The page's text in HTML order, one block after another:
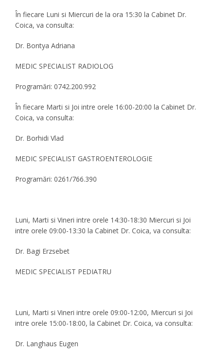
În fiecare Luni si Miercuri de la ora 15:30 la Cabinet Dr.
Coica, va consulta:
Dr. Bontya Adriana
MEDIC SPECIALIST RADIOLOG
Programări: 0742.200.992
În fiecare Marti si Joi intre orele 16:00-20:00 la Cabinet Dr.
Coica, va consulta:
Dr. Borhidi Vlad
MEDIC SPECIALIST GASTROENTEROLOGIE
Programări: 0261/766.390
Luni, Marti si Vineri intre orele 14:30-18:30 Miercuri si Joi
intre orele 09:00-13:30 la Cabinet Dr. Coica, va consulta:
Dr. Bagi Erzsebet
MEDIC SPECIALIST PEDIATRU
Luni, Marti si Vineri intre orele 09:00-12:00, Miercuri si Joi
intre orele 15:00-18:00, la Cabinet Dr. Coica, va consulta:
Dr. Langhaus Eugen